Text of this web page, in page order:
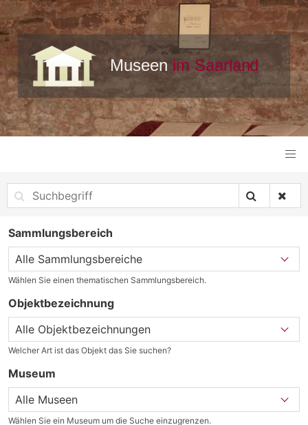
Sammlungsbereich
Wählen Sie einen thematischen Sammlungsbereich.
Objektbezeichnung
Welcher Art ist das Objekt das Sie suchen?
Museum
Wählen Sie ein Museum um die Suche einzugrenzen.